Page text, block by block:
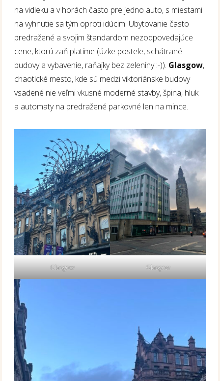
na vidieku a v horách často pre jedno auto, s miestami
na vyhnutie sa tým oproti idúcim. Ubytovanie často
predražené a svojim štandardom nezodpovedajúce
cene, ktorú zaň platíme (úzke postele, schátrané
budovy a vybavenie, raňajky bez zeleniny :-)). Glasgow,
chaotické mesto, kde sú medzi viktoriánske budovy
vsadené nie veľmi vkusné moderné stavby, špina, hluk
a automaty na predražené parkovné len na mince.
Glasgow Glasgow